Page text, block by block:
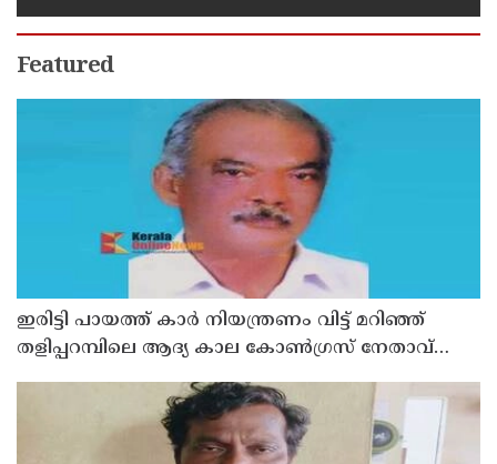
Featured
ഇരിട്ടി പായത്ത് കാർ നിയന്ത്രണം വിട്ട് മറിഞ്ഞ്
തളിപ്പറമ്പിലെ ആദ്യ കാല കോണ്‍ഗ്രസ് നേതാവ്